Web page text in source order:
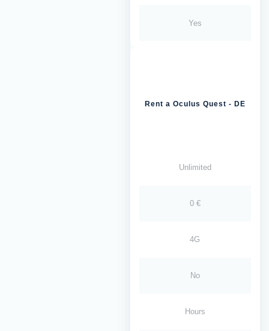
Yes
Rent a Oculus Quest - DE
Unlimited
0 €
4G
No
Hours